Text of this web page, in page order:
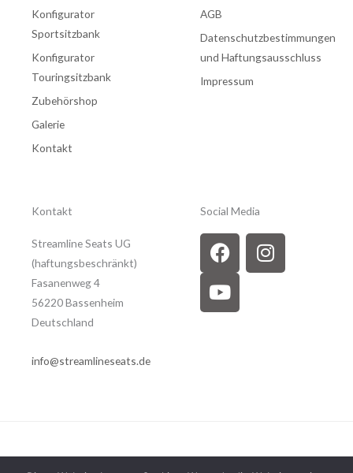
Konfigurator
Sportsitzbank
Konfigurator
Touringsitzbank
Zubehörshop
Galerie
Kontakt
AGB
Datenschutzbestimmungen
und Haftungsausschluss
Impressum
Kontakt
Streamline Seats UG
(haftungsbeschränkt)
Fasanenweg 4
56220 Bassenheim
Deutschland
info@streamlineseats.de
Social Media
F
a
c
e
I
n
Y
o
u
t